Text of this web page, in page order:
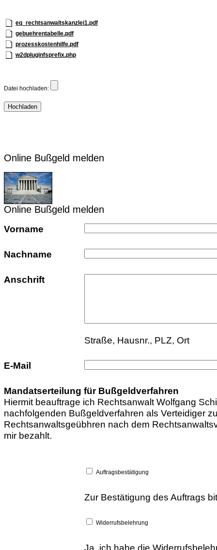
eq_rechtsanwaltskanzlei1.pdf
gebuehrentabelle.pdf
prozesskostenhilfe.pdf
w2dpluginfsprefix.php
Datei hochladen:
Online Bußgeld melden
Online Bußgeld melden
Vorname
Nachname
Anschrift
Straße, Hausnr., PLZ, Ort
E-Mail
Mandatserteilung für Bußgeldverfahren
Hiermit beauftrage ich Rechtsanwalt Wolfgang
nachfolgenden Bußgeldverfahren als Verteidiger
Rechtsanwaltsgeübhren nach dem
mir bezahlt.
Auftragsbestätigung
Zur Bestätigung des Auftrags
Widerrufsbelehrung
Ja, ich habe die